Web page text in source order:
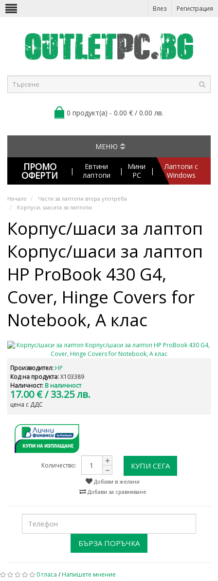
Влез Регистрация
0 продукт(а) - 0.00 € / 0.00 лв.
МЕНЮ
ПРОМО
ОФЕРТИ |
Евтини
лаптопи
|
Мини
PC
|
Лаптопи с
Windows
Начало
Части за лаптопи втора употреба
Корпуси, шасита за лаптопи
Корпус/шаси за лаптоп
Корпус/шаси за лаптоп
HP ProBook 430 G4,
Cover, Hinge Covers for
Notebook, A клас
Производител: HP
Код на продукта:X103389
Наличност: В наличност
17.00 €/ 33.25 лв.
цена с ДДС
Количество: КУПИ СЕГА
Добави в желани
Добави за сравняване
БЪРЗА ПОРЪЧКА
0 гласа /Напишете мнение